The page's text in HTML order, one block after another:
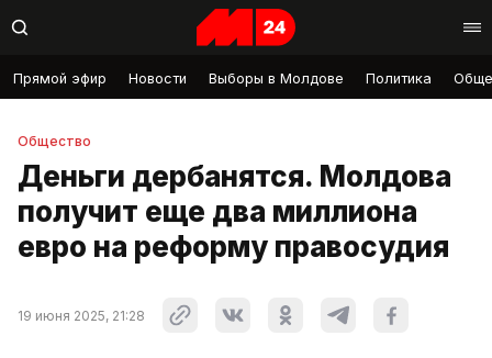
Прямой эфир Новости Выборы в Молдове Политика
Общество
Деньги дербанятся. Молдова
получит еще два миллиона
евро на реформу правосудия
19 июня 2025, 21:28